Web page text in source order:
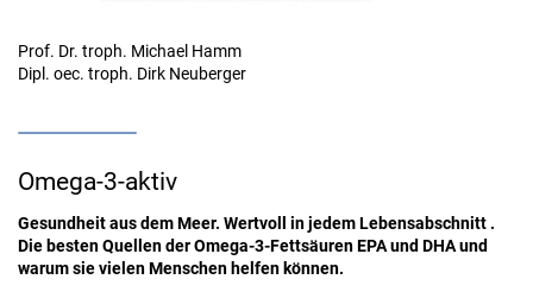
Prof. Dr. troph. Michael Hamm
Dipl. oec. troph. Dirk Neuberger
Omega-3-aktiv
Gesundheit aus dem Meer. Wertvoll in jedem Lebensabschnitt .
Die besten Quellen der Omega-3-Fettsäuren EPA und DHA und
warum sie vielen Menschen helfen können.